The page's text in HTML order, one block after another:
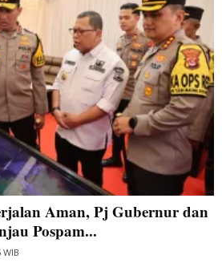
Aman, Pj Gubernur dan
Pospam...